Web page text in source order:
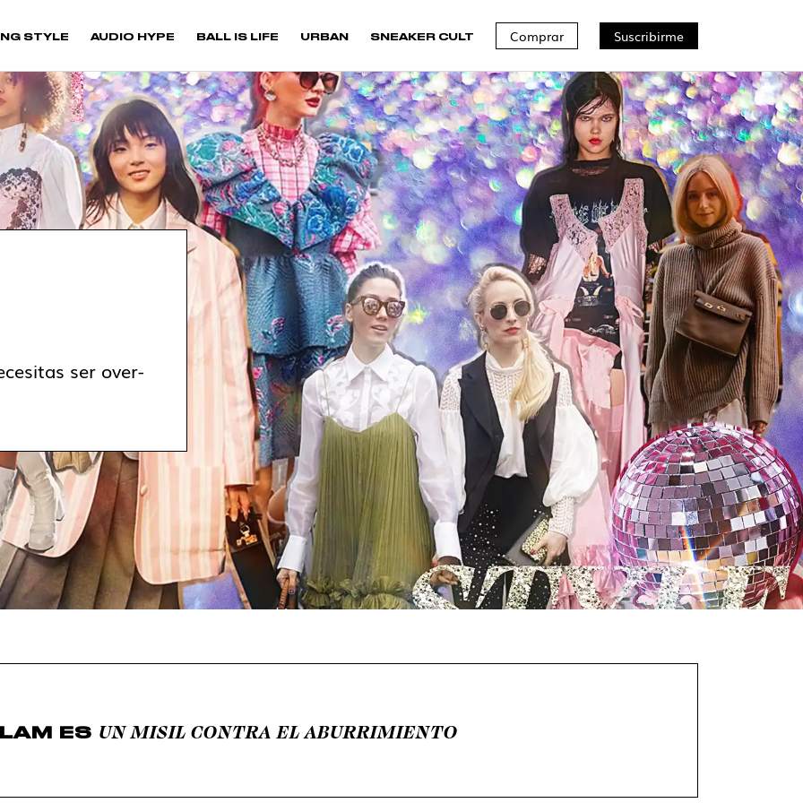
STYLE AUDIO HYPE BALL IS LIFE URBAN SNEAKER CULT Comprar Suscribirme
ser over-
ES UN MISIL CONTRA EL ABURRIMIENTO